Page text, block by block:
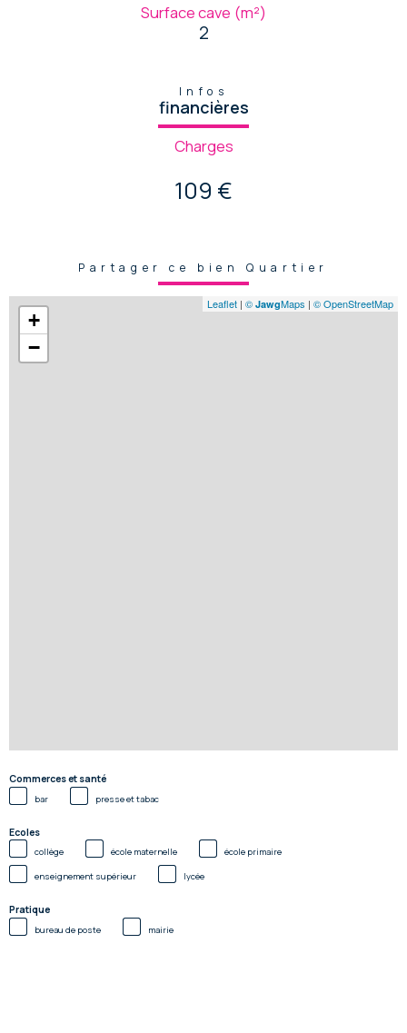
Surface cave (m²)
2
Infos
financières
Charges
109 €
Partager ce bien Quartier
+
−
Leaflet | © JawgMaps | © OpenStreetMap
Commerces et santé
bar presse et tabac
Ecoles
collège école maternelle école primaire
enseignement supérieur lycée
Pratique
bureau de poste mairie